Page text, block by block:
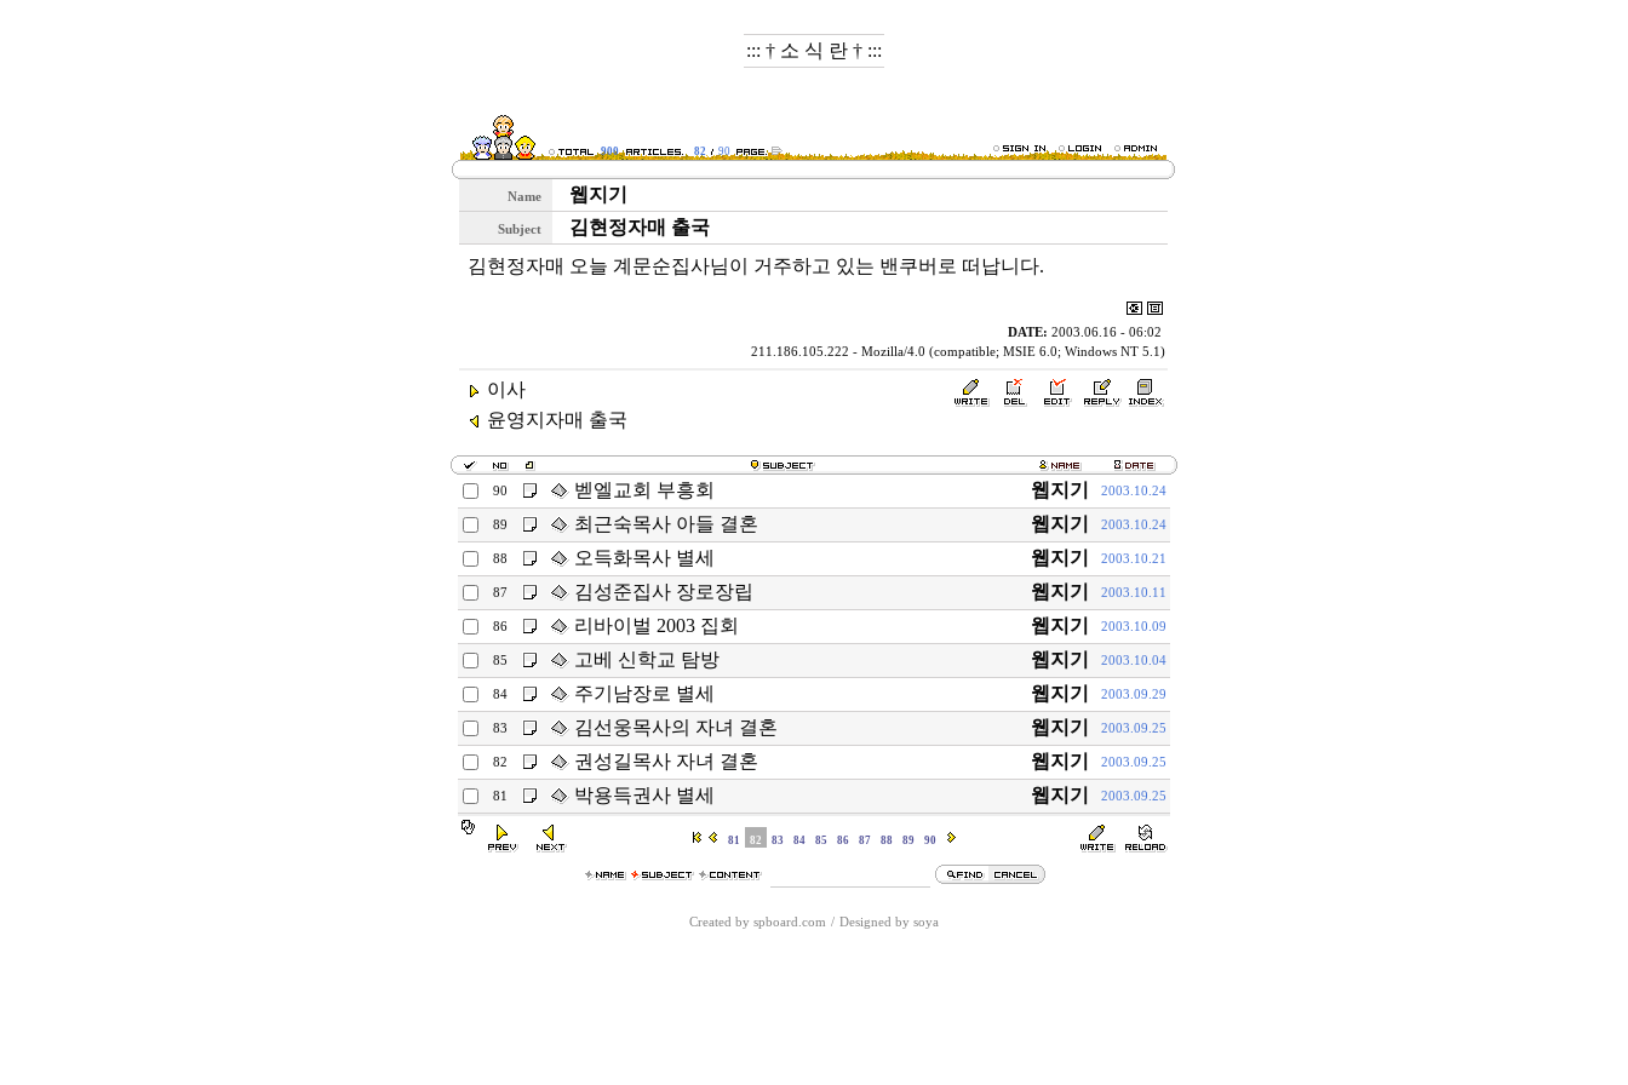
::: † 소 식 란 † :::
900 82 90
Name 웹지기
Subject
김현정자매 출국
김현정자매 오늘 계문순집사님이 거주하고 있는 밴쿠버로 떠납니다.
DATE: 2003.06.16 - 06:02
211.186.105.222 - Mozilla/4.0 (compatible; MSIE 6.0; Windows NT 5.1)
이사
윤영지자매 출국
90 벧엘교회 부흥회 웹지기 2003.10.24
89 최근숙목사 아들 결혼 웹지기 2003.10.24
88 오득화목사 별세 웹지기 2003.10.21
87 김성준집사 장로장립 웹지기 2003.10.11
86 리바이벌 2003 집회 웹지기 2003.10.09
85 고베 신학교 탐방 웹지기 2003.10.04
84 주기남장로 별세 웹지기 2003.09.29
83 김선웅목사의 자녀 결혼 웹지기 2003.09.25
82 권성길목사 자녀 결혼 웹지기 2003.09.25
81 박용득권사 별세 웹지기 2003.09.25
81 82 83 84 85 86 87 88 89 90
Created by spboard.com / Designed by soya